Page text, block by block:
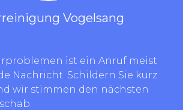
Vogelsang
ist ein Anruf meist
Nachricht. Schildern Sie kurz
wir stimmen den nächsten